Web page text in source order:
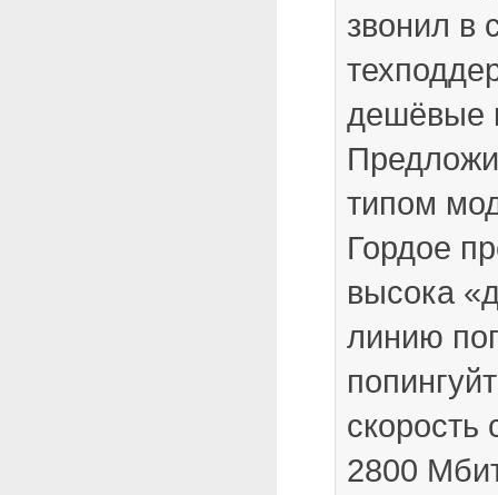
звонил в
дешёвые
типом
Гордое
высока
линию
скорость
2800